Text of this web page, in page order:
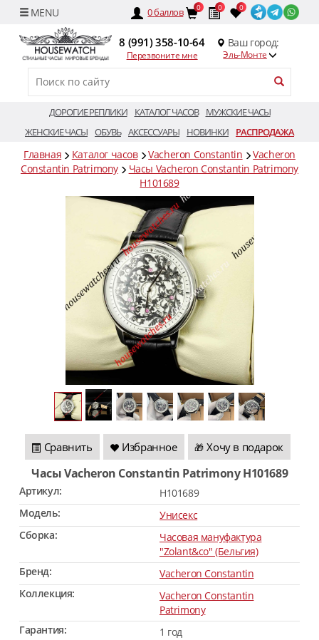
0баллов 0 0 0
8 (991) 358-10-64
Перезвоните мне
Ваш город:
Эль-Монте
ДОРОГИЕ РЕПЛИКИ КАТАЛОГ ЧАСОВ
МУЖСКИЕ ЧАСЫ
ЖЕНСКИЕ ЧАСЫ ОБУВЬ АКСЕССУАРЫ НОВИНКИ РАСПРОДАЖА
Главная Каталог часов Vacheron Constantin
Vacheron
Constantin Patrimony
Часы Vacheron Constantin Patrimony
H101689
Сравнить Избранное 🎁 Хочу в подарок
Часы Vacheron Constantin Patrimony H101689
Артикул:
H101689
Модель:
Унисекс
Сборка:
Часовая мануфактура
"Zolant&co" (Бельгия)
Бренд:
Vacheron Constantin
Коллекция:
Vacheron Constantin
Patrimony
Гарантия:
1 год